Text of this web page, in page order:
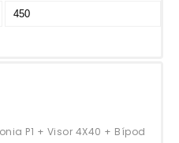
P1 + Visor 4X40 + Bípod